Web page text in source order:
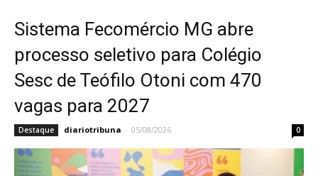
Sistema Fecomércio MG abre
processo seletivo para Colégio
Sesc de Teófilo Otoni com 470
vagas para 2027
Destaque diariotribuna - 05/08/2026 0